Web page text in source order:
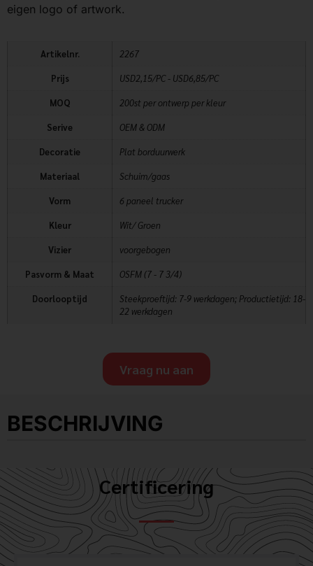
eigen logo of artwork.
Artikelnr. 2267
Prijs USD2,15/PC - USD6,85/PC
MOQ 200st per ontwerp per kleur
Serive OEM & ODM
Decoratie Plat borduurwerk
Materiaal Schuim/gaas
Vorm 6 paneel trucker
Kleur Wit/ Groen
Vizier voorgebogen
Pasvorm & Maat OSFM (7 - 7 3/4)
Doorlooptijd
Steekproeftijd: 7-9 werkdagen; Productietijd: 18-
22 werkdagen
Vraag nu aan
BESCHRIJVING
Certificering